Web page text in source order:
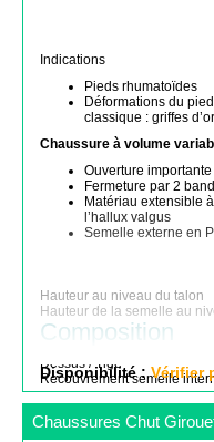
Indications
Pieds rhumatoïdes
Déformations du
classique : griffes
Chaussure à volume
Ouverture
Fermeture par 2
Matériau extensible
l’hallux valgus
Semelle externe en
Hauteur au niveau du talon
Hauteur de la semelle au
Composition
Dessus / Tige
Recouvrement semelle
Disponibilité : Vérifier
Chaussures Chut